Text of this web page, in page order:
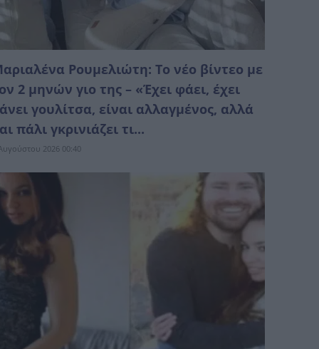
Ρουμελιώτη: Το νέο βίντεο με
2 μηνών γιο της – «Έχει φάει, έχει
γουλίτσα, είναι αλλαγμένος, αλλά
πάλι γκρινιάζει τι...
2026 00:40